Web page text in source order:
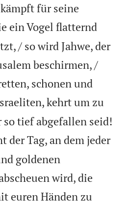
für seine
ein Vogel flatternd
/ so wird Jahwe, der
beschirmen, /
schonen und
kehrt um zu
so tief abgefallen seid!
der Tag, an dem jeder
goldenen
wird, die
euren Händen zu